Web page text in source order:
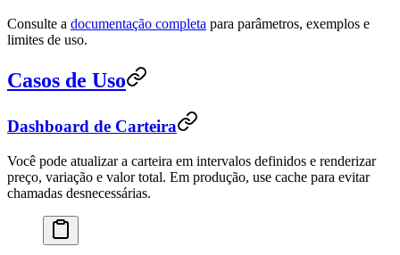
Consulte a documentação completa para parâmetros, exemplos e
limites de uso.
Casos de Uso
Dashboard de Carteira
Você pode atualizar a carteira em intervalos definidos e renderizar
preço, variação e valor total. Em produção, use cache para evitar
chamadas desnecessárias.